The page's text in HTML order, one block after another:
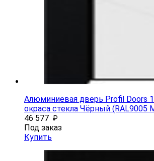
Алюминиевая дверь Profil Doors
окраса стекла Чёрный (RAL9005
46 577 ₽
Под заказ
Купить